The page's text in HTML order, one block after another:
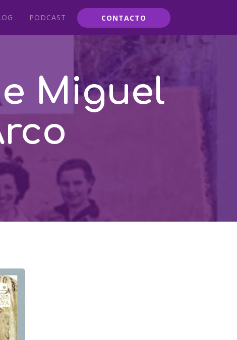
PODCAST CONTACTO
Miguel